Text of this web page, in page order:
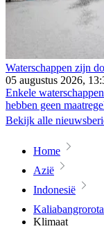
Waterschappen zijn
05 augustus 2026,
Enkele
hebben geen
Bekijk alle
Home
Azië
Indonesië
Klimaat